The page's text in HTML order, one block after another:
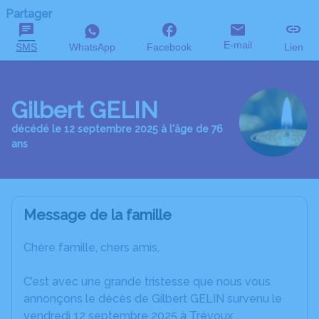
Partager
SMS WhatsApp Facebook E-mail Lien
Gilbert GELIN
décédé le 12 septembre 2025 à l'âge de 76
ans
Message de la famille
Chère famille, chers amis,
C’est avec une grande tristesse que nous vous
annonçons le décès de Gilbert GELIN survenu le
vendredi 12 septembre 2025 à Trévoux.